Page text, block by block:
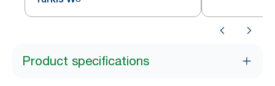
Product specifications